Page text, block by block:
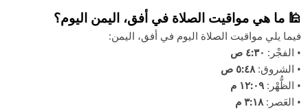
🕌 ما هي مواقيت الصلاة في أفق، اليمن اليوم؟
فيما يلي مواقيت الصلاة اليوم في أفق، اليمن:
• الفجْر: ٤:٣٠ ص
• الشروق:٥:٤٨ ص
• الظُّهْر: ١٢:٠٩ م
• العَصر:٣:١٨ م